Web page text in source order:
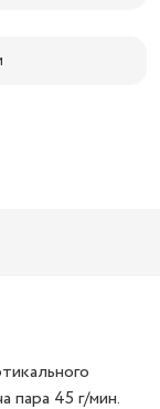
пара 45 г/мин.